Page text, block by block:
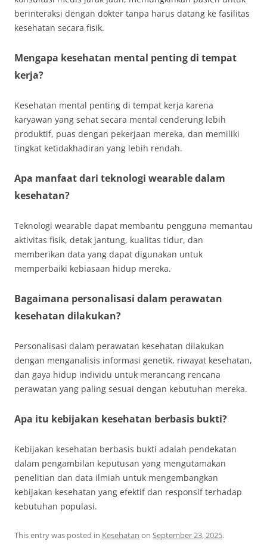
berinteraksi dengan dokter tanpa harus datang ke fasilitas
kesehatan secara fisik.
Mengapa kesehatan mental penting di tempat
kerja?
Kesehatan mental penting di tempat kerja karena
karyawan yang sehat secara mental cenderung lebih
produktif, puas dengan pekerjaan mereka, dan memiliki
tingkat ketidakhadiran yang lebih rendah.
Apa manfaat dari teknologi wearable dalam
kesehatan?
Teknologi wearable dapat membantu pengguna memantau
aktivitas fisik, detak jantung, kualitas tidur, dan
memberikan data yang dapat digunakan untuk
memperbaiki kebiasaan hidup mereka.
Bagaimana personalisasi dalam perawatan
kesehatan dilakukan?
Personalisasi dalam perawatan kesehatan dilakukan
dengan menganalisis informasi genetik, riwayat kesehatan,
dan gaya hidup individu untuk merancang rencana
perawatan yang paling sesuai dengan kebutuhan mereka.
Apa itu kebijakan kesehatan berbasis bukti?
Kebijakan kesehatan berbasis bukti adalah pendekatan
dalam pengambilan keputusan yang mengutamakan
penelitian dan data ilmiah untuk mengembangkan
kebijakan kesehatan yang efektif dan responsif terhadap
kebutuhan populasi.
This entry was posted in Kesehatan on September 23, 2025.